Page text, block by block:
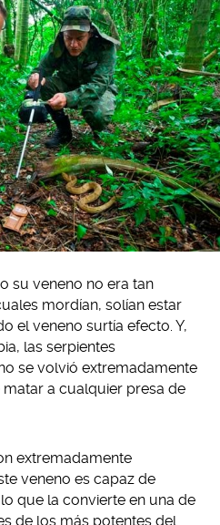
su veneno no era tan
mordían, solían estar
el veneno surtía efecto. Y,
las serpientes
se volvió extremadamente
a cualquier presa de
extremadamente
veneno es capaz de
que la convierte en una de
de los más potentes del